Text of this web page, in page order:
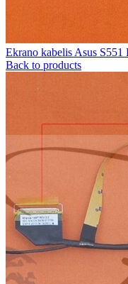
Ekrano kabelis Asus
Back to products